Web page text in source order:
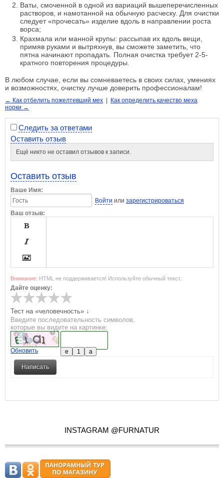
Ваты, смоченной в одной из вариаций вышеперечисленных
растворов, и намотанной на обычную расческу. Для очистки
следует «прочесать» изделие вдоль в направлении роста
ворса;
Крахмала или манной крупы: рассыпав их вдоль вещи,
примяв руками и вытряхнув, вы сможете заметить, что
пятна начинают пропадать. Полная очистка требует 2-5-
кратного повторения процедуры.
В любом случае, если вы сомневаетесь в своих силах, умениях
и возможностях, очистку лучше доверить профессионалам!
← Как отбелить пожелтевший мех
Как определить качество меха
норки →
Следить за ответами
Оставить отзыв
Ещё никто не оставил отзывов к записи.
Оставить отзыв
Ваше Имя:
Войти или зарегистрироваться
Ваш отзыв:






[CODE]

[BBCODE]
Внимание: HTML не поддерживается! Используйте обычный текст.
Дайте оценку:
Тест на «человечность» ↓
Введите последовательность символов,
которые вы видите на картинке:
Обновить
Написать
INSTAGRAM @FURNATUR